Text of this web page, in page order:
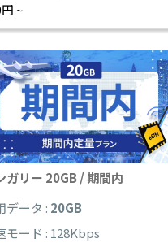
~
ガリー 20GB / 期間内
データ : 20GB
モード : 128Kbps